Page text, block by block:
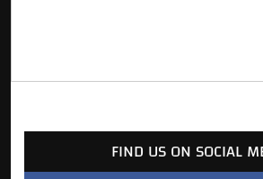
FIND US ON SOCIAL